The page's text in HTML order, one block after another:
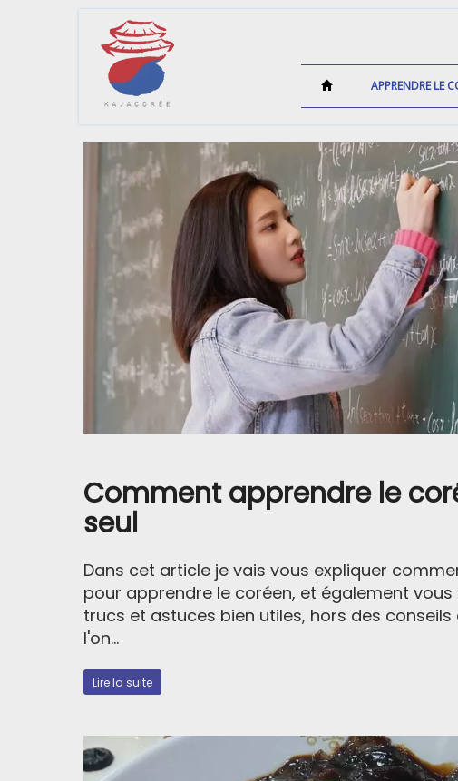
APPRENDRE LE
Comment apprendre le
seul
Dans cet article je vais vous expliquer
pour apprendre le coréen, et également
trucs et astuces bien utiles, hors des
l'on...
Lire la suite